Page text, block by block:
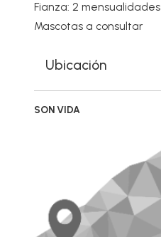
Fianza: 2 mensualidades
Mascotas a consultar
Ubicación
SON VIDA